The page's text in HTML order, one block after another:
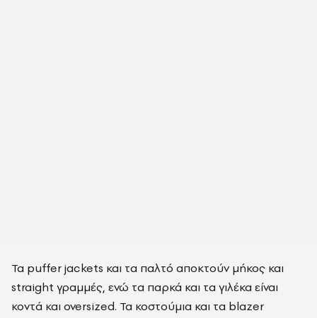
Τα puffer jackets και τα παλτό αποκτούν μήκος και
straight γραμμές, ενώ τα παρκά και τα γιλέκα είναι
κοντά και oversized. Τα κοστούμια και τα blazer